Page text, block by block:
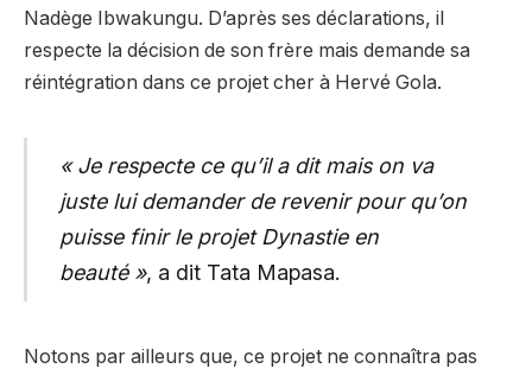
Nadège Ibwakungu. D’après ses déclarations, il
respecte la décision de son frère mais demande sa
réintégration dans ce projet cher à Hervé Gola.
« Je respecte ce qu’il a dit mais on va
juste lui demander de revenir pour qu’on
puisse finir le projet Dynastie en
beauté », a dit Tata Mapasa.
Notons par ailleurs que, ce projet ne connaîtra pas